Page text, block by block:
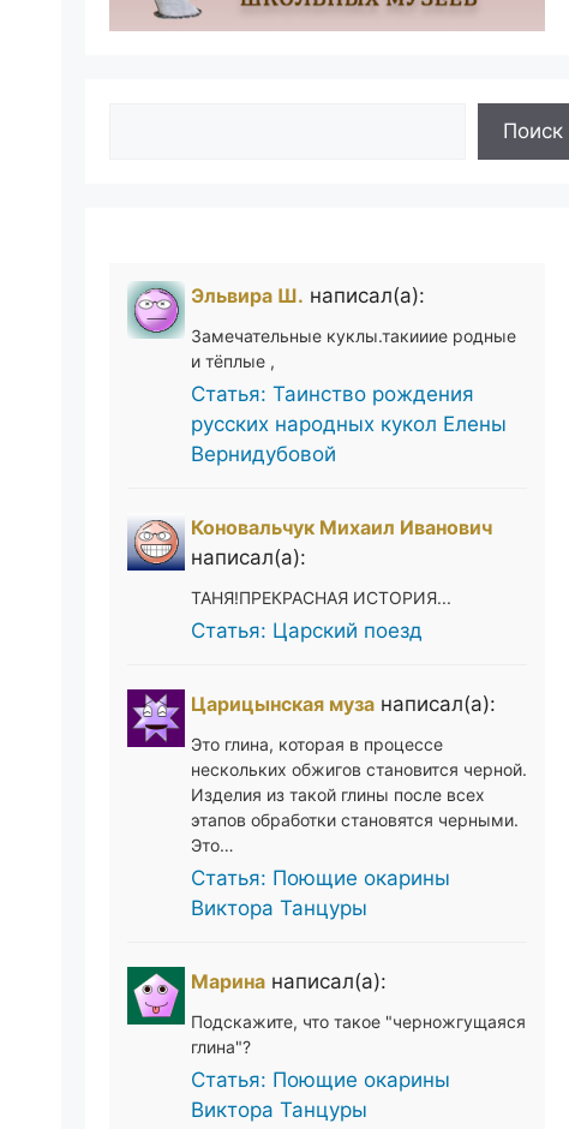
Поиск
Эльвира Ш. написал(а):
Замечательные куклы.такииие родные
и тёплые ,
Статья: Таинство рождения
русских народных кукол Елены
Вернидубовой
Коновальчук Михаил Иванович
написал(а):
ТАНЯ!ПРЕКРАСНАЯ ИСТОРИЯ...
Статья: Царский поезд
Царицынская музанаписал(а):
Это глина, которая в процессе
нескольких обжигов становится черной.
Изделия из такой глины после всех
этапов обработки становятся черными.
Это…
Статья: Поющие окарины
Виктора Танцуры
Маринанаписал(а):
Подскажите, что такое "черножгущаяся
глина"?
Статья: Поющие окарины
Виктора Танцуры